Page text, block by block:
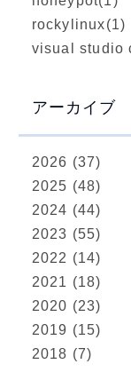
rockylinux(1)
visual studio
アーカイブ
2026 (37)
2025 (48)
2024 (44)
2023 (55)
2022 (14)
2021 (18)
2020 (23)
2019 (15)
2018 (7)